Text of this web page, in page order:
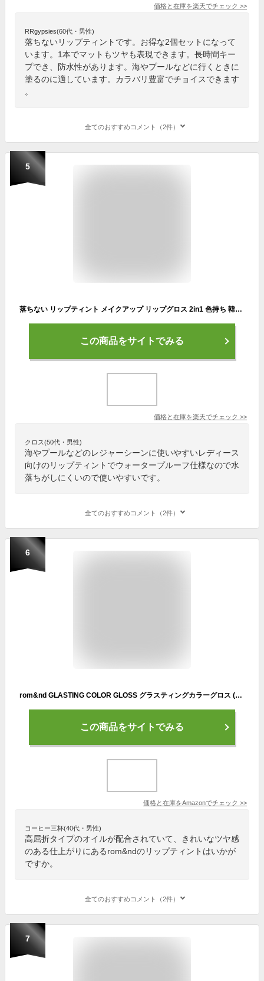
価格と在庫を楽天でチェック >>
RRgypsies(60代・男性)
落ちないリップティントです。お得な2個セットになって
います。1本でマットもツヤも表現できます。長時間キー
プでき、防水性があります。海やプールなどに行くときに
塗るのに適しています。カラバリ豊富でチョイスできます
。
全てのおすすめコメント（2件）
5
落ちない リップティント メイクアップ リップグロス 2in1 色持ち 韓国コスメ 高保湿成分 縦ジワカバー ダブルエンド【マット×水光ツヤ】口紅 防水 長時間キープ ギフト ルージュ リップティント プレゼント プチプラ
この商品をサイトでみる
価格と在庫を楽天でチェック >>
クロス(50代・男性)
海やプールなどのレジャーシーンに使いやすいレディース
向けのリップティントでウォータープルーフ仕様なので水
落ちがしにくいので使いやすいです。
全てのおすすめコメント（2件）
6
rom&nd GLASTING COLOR GLOSS グラスティングカラーグロス (09 ピーチスパークル)
この商品をサイトでみる
価格と在庫をAmazonでチェック >>
コーヒー三杯(40代・男性)
高屈折タイプのオイルが配合されていて、きれいなツヤ感
のある仕上がりにあるrom&ndのリップティントはいかが
ですか。
全てのおすすめコメント（2件）
7